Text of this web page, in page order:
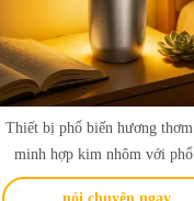
Thiết bị phổ biến hương
minh hợp kim nhôm với
không khí lạnh